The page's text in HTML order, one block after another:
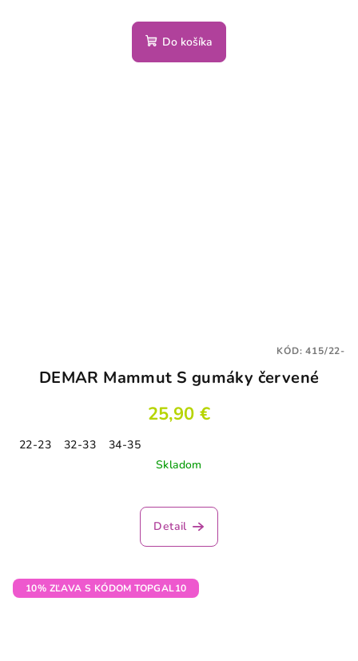
Do košíka
DEMAR Mammut S gumáky červené
25,90 €
22-23 32-33
34-35
Skladom
Detail
KÓD:415/22-
10% ZĽAVA S KÓDOM TOPGAL10